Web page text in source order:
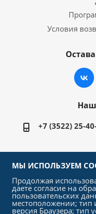
Условия
+7 (3522) 25-
640027,
МЫ ИСПОЛЬЗУЕМ
Продолжая
даете согласие на
пользовательских
местоположении; тип
версия Браузера; тип